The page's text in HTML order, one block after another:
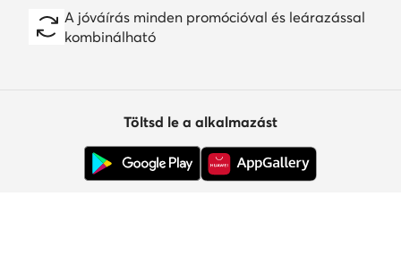
A jóváírás minden promócióval és leárazással
kombinálható
Töltsd le a alkalmazást